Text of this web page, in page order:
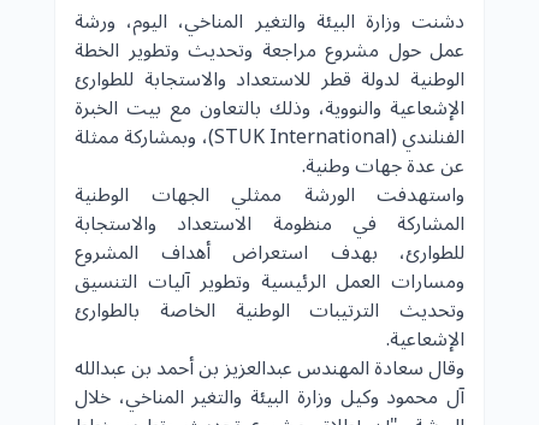
دشنت وزارة البيئة والتغير المناخي، اليوم، ورشة
عمل حول مشروع مراجعة وتحديث وتطوير الخطة
الوطنية لدولة قطر للاستعداد والاستجابة للطوارئ
الإشعاعية والنووية، وذلك بالتعاون مع بيت الخبرة
الفنلندي (STUK International)، وبمشاركة ممثلة
عن عدة جهات وطنية.
واستهدفت الورشة ممثلي الجهات الوطنية
المشاركة في منظومة الاستعداد والاستجابة
للطوارئ، بهدف استعراض أهداف المشروع
ومسارات العمل الرئيسية وتطوير آليات التنسيق
وتحديث الترتيبات الوطنية الخاصة بالطوارئ
الإشعاعية.
وقال سعادة المهندس عبدالعزيز بن أحمد بن عبدالله
آل محمود وكيل وزارة البيئة والتغير المناخي، خلال